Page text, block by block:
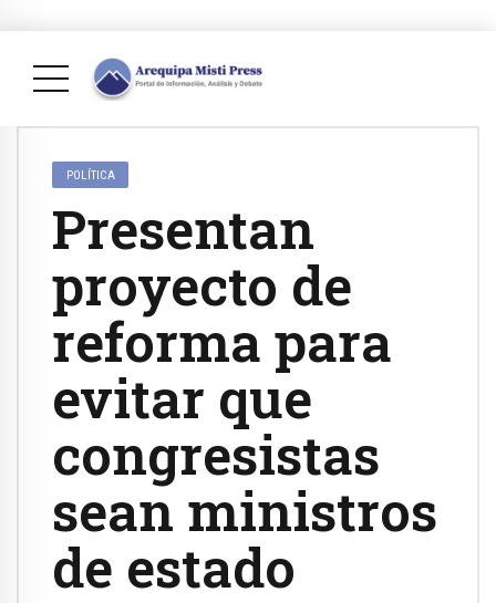
POLÍTICA
Presentan
proyecto de
reforma para
evitar que
congresistas
sean ministros
de estado